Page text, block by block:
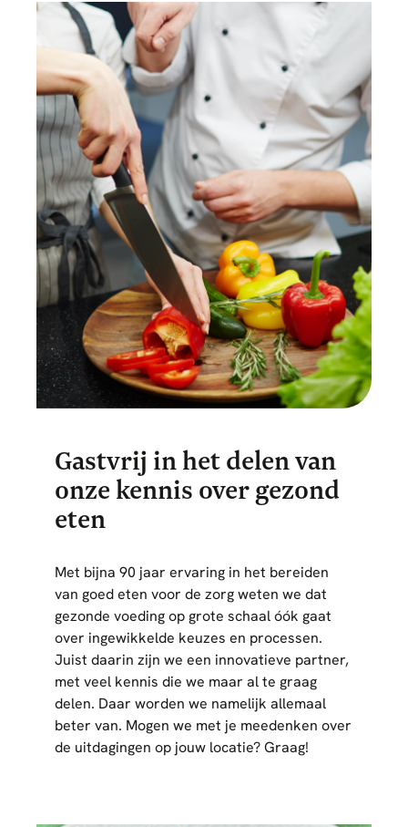
Gastvrij in het delen van
onze kennis over gezond
eten
Met bijna 90 jaar ervaring in het bereiden
van goed eten voor de zorg weten we dat
gezonde voeding op grote schaal óók gaat
over ingewikkelde keuzes en processen.
Juist daarin zijn we een innovatieve partner,
met veel kennis die we maar al te graag
delen. Daar worden we namelijk allemaal
beter van. Mogen we met je meedenken over
de uitdagingen op jouw locatie? Graag!